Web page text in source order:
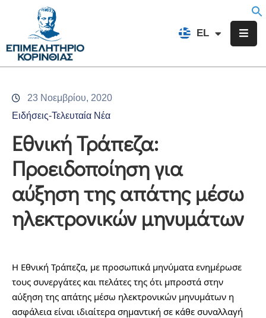
EL
FR
Επιμελητήριο
Υπηρεσίες
Προγράμματα
Δράσεις
Εκδηλώσεις
Επικοινωνία
23 Νοεμβρίου, 2020
Ειδήσεις-Τελευταία Νέα
Εθνική Τράπεζα:
Προειδοποίηση για
αύξηση της απάτης μέσω
ηλεκτρονικών μηνυμάτων
Η Εθνική Τράπεζα, με προσωπικά μηνύματα ενημέρωσε
τους συνεργάτες και πελάτες της ότι μπροστά στην
αύξηση της απάτης μέσω ηλεκτρονικών μηνυμάτων η
ασφάλεια είναι ιδιαίτερα σημαντική σε κάθε συναλλαγή